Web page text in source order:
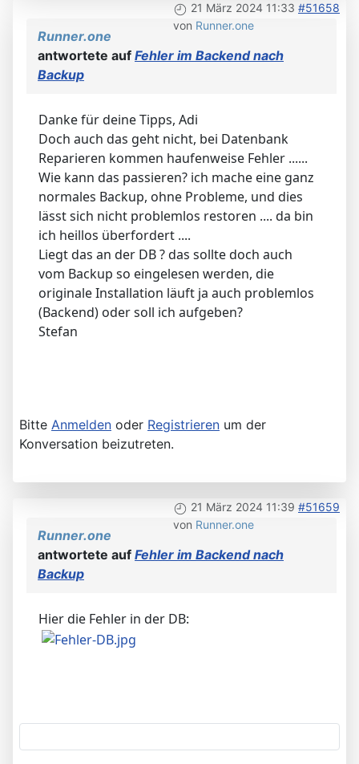
21 März 2024 11:33 #51658
von Runner.one
Runner.one
antwortete auf Fehler im Backend nach
Backup
Danke für deine Tipps, Adi
Doch auch das geht nicht, bei Datenbank
Reparieren kommen haufenweise Fehler ......
Wie kann das passieren? ich mache eine ganz
normales Backup, ohne Probleme, und dies
lässt sich nicht problemlos restoren .... da bin
ich heillos überfordert ....
Liegt das an der DB ? das sollte doch auch
vom Backup so eingelesen werden, die
originale Installation läuft ja auch problemlos
(Backend) oder soll ich aufgeben?
Stefan
Bitte Anmelden oder Registrieren um der
Konversation beizutreten.
21 März 2024 11:39 #51659
von Runner.one
Runner.one
antwortete auf Fehler im Backend nach
Backup
Hier die Fehler in der DB: